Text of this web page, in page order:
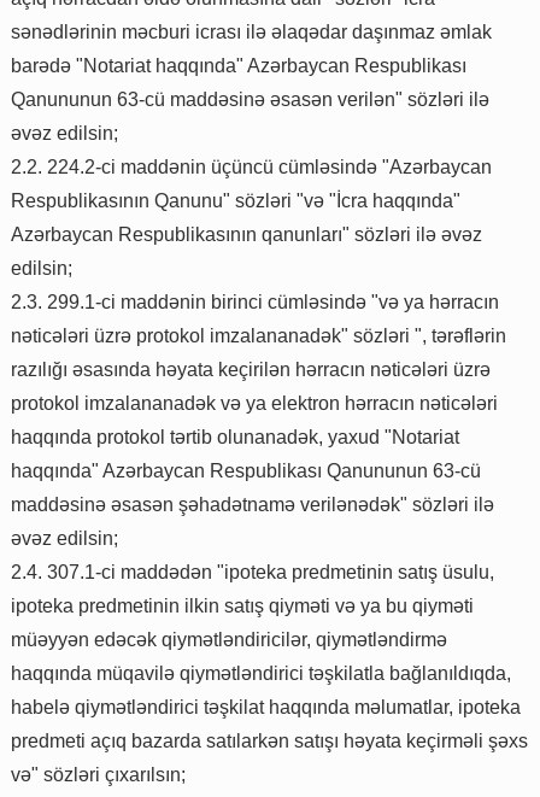
sənədlərinin məcburi icrası ilə əlaqədar daşınmaz əmlak
barədə "Notariat haqqında" Azərbaycan Respublikası
Qanununun 63-cü maddəsinə əsasən verilən" sözləri ilə
əvəz edilsin;
2.2. 224.2-ci maddənin üçüncü cümləsində "Azərbaycan
Respublikasının Qanunu" sözləri "və "İcra haqqında"
Azərbaycan Respublikasının qanunları" sözləri ilə əvəz
edilsin;
2.3. 299.1-ci maddənin birinci cümləsində "və ya hərracın
nəticələri üzrə protokol imzalananadək" sözləri ", tərəflərin
razılığı əsasında həyata keçirilən hərracın nəticələri üzrə
protokol imzalananadək və ya elektron hərracın nəticələri
haqqında protokol tərtib olunanadək, yaxud "Notariat
haqqında" Azərbaycan Respublikası Qanununun 63-cü
maddəsinə əsasən şəhadətnamə verilənədək" sözləri ilə
əvəz edilsin;
2.4. 307.1-ci maddədən "ipoteka predmetinin satış üsulu,
ipoteka predmetinin ilkin satış qiyməti və ya bu qiyməti
müəyyən edəcək qiymətləndiricilər, qiymətləndirmə
haqqında müqavilə qiymətləndirici təşkilatla bağlanıldıqda,
habelə qiymətləndirici təşkilat haqqında məlumatlar, ipoteka
predmeti açıq bazarda satılarkən satışı həyata keçirməli şəxs
və" sözləri çıxarılsın;